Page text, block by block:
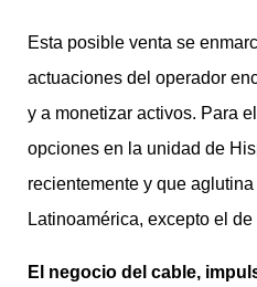
Esta posible venta se
actuaciones del operador
y a monetizar activos. Para
opciones en la unidad de
recientemente y que
Latinoamérica, excepto el de
El negocio del cable,